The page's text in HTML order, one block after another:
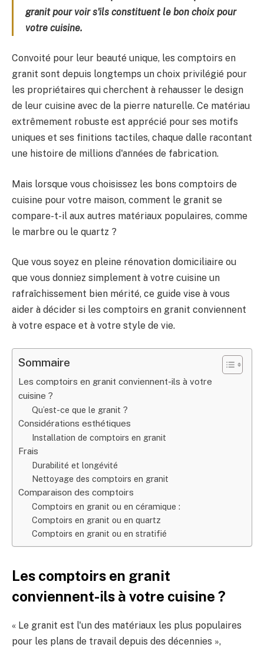
granit pour voir s'ils constituent le bon choix pour
votre cuisine.
Convoité pour leur beauté unique, les comptoirs en
granit sont depuis longtemps un choix privilégié pour
les propriétaires qui cherchent à rehausser le design
de leur cuisine avec de la pierre naturelle. Ce matériau
extrêmement robuste est apprécié pour ses motifs
uniques et ses finitions tactiles, chaque dalle racontant
une histoire de millions d'années de fabrication.
Mais lorsque vous choisissez les bons comptoirs de
cuisine pour votre maison, comment le granit se
compare-t-il aux autres matériaux populaires, comme
le marbre ou le quartz ?
Que vous soyez en pleine rénovation domiciliaire ou
que vous donniez simplement à votre cuisine un
rafraîchissement bien mérité, ce guide vise à vous
aider à décider si les comptoirs en granit conviennent
à votre espace et à votre style de vie.
Sommaire
Les comptoirs en granit conviennent-ils à votre
cuisine ?
Qu’est-ce que le granit ?
Considérations esthétiques
Installation de comptoirs en granit
Frais
Durabilité et longévité
Nettoyage des comptoirs en granit
Comparaison des comptoirs
Comptoirs en granit ou en céramique :
Comptoirs en granit ou en quartz
Comptoirs en granit ou en stratifié
Les comptoirs en granit
conviennent-ils à votre cuisine ?
« Le granit est l'un des matériaux les plus populaires
pour les plans de travail depuis des décennies »,